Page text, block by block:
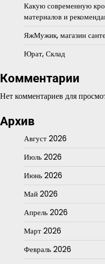
Какую современную
материалов и
ЯжМужик, магазин
Юрат, Склад
Комментарии
Нет комментариев для
Архив
Август 2026
Июль 2026
Июнь 2026
Май 2026
Апрель 2026
Март 2026
Февраль 2026